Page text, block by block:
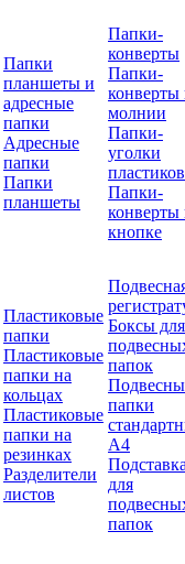
Папки
планшеты и
адресные
папки
Адресные
папки
Папки
планшеты
Папки-
конверты
Папки-
конверты
молнии
Папки-
уголки
Папки-
конверты
кнопке
Пластиковые
папки
Пластиковые
папки на
кольцах
Пластиковые
папки на
резинках
Разделители
листов
Боксы для
папок
папки
А4
для
папок